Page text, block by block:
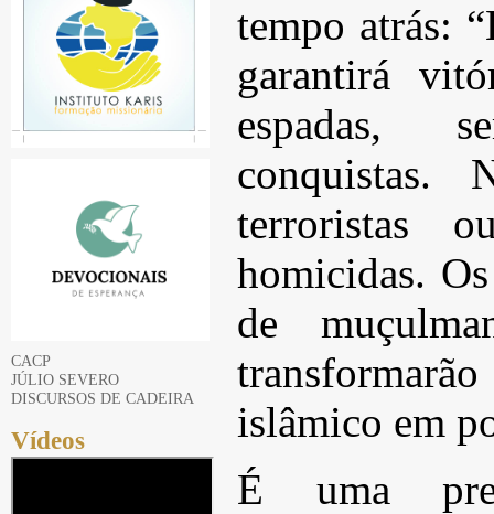
CACP
JÚLIO SEVERO
DISCURSOS DE CADEIRA
Vídeos
tempo atrás:
garantirá
espadas,
conquistas.
terroristas
homicidas.
de
islâmico em
É uma